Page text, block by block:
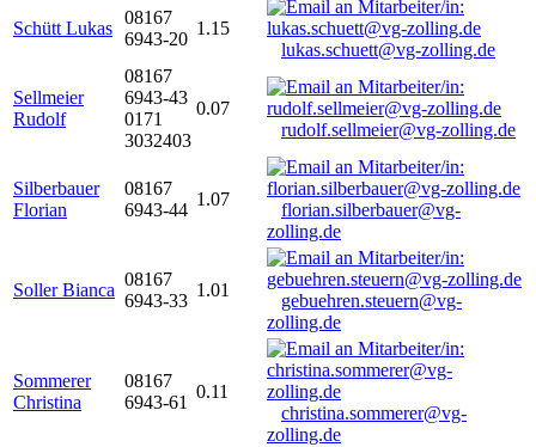
Schütt Lukas
08167
6943-20
1.15
lukas.schuett@vg-zolling.de
Sellmeier
Rudolf
08167
6943-43
0171
3032403
0.07
rudolf.sellmeier@vg-zolling.de
Silberbauer
Florian
08167
6943-44
1.07
florian.silberbauer@vg-
zolling.de
Soller Bianca
08167
6943-33
1.01
gebuehren.steuern@vg-
zolling.de
Sommerer
Christina
08167
6943-61
0.11
christina.sommerer@vg-
zolling.de